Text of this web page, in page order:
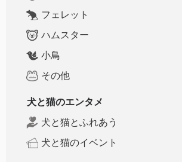
フェレット
ハムスター
小鳥
その他
犬と猫のエンタメ
犬と猫とふれあう
犬と猫のイベント